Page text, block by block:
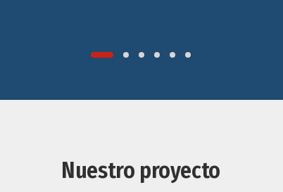
Nuestro proyecto